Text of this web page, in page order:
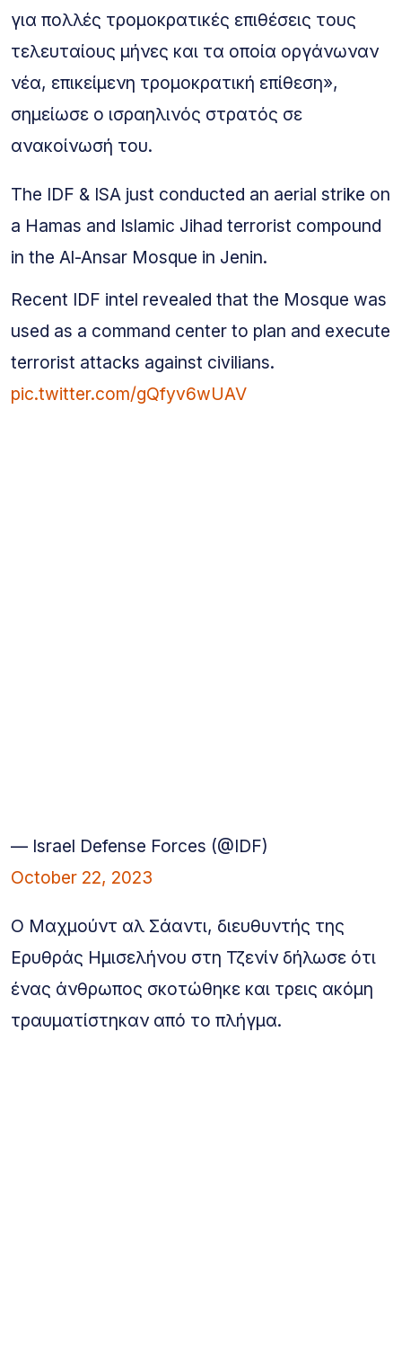
για πολλές τρομοκρατικές επιθέσεις τους
τελευταίους μήνες και τα οποία οργάνωναν
νέα, επικείμενη τρομοκρατική επίθεση»,
σημείωσε ο ισραηλινός στρατός σε
ανακοίνωσή του.
The IDF & ISA just conducted an aerial strike on
a Hamas and Islamic Jihad terrorist compound
in the Al-Ansar Mosque in Jenin.
Recent IDF intel revealed that the Mosque was
used as a command center to plan and execute
terrorist attacks against civilians.
pic.twitter.com/gQfyv6wUAV
— Israel Defense Forces (@IDF)
October 22, 2023
Ο Μαχμούντ αλ Σάαντι, διευθυντής της
Ερυθράς Ημισελήνου στη Τζενίν δήλωσε ότι
ένας άνθρωπος σκοτώθηκε και τρεις ακόμη
τραυματίστηκαν από το πλήγμα.